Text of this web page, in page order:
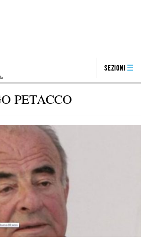
Sezioni
PETACCO